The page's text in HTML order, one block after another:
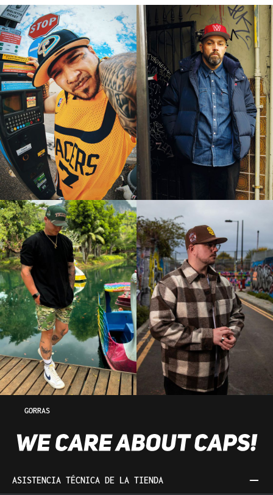
GORRAS
ASISTENCIA TÉCNICA DE LA TIENDA